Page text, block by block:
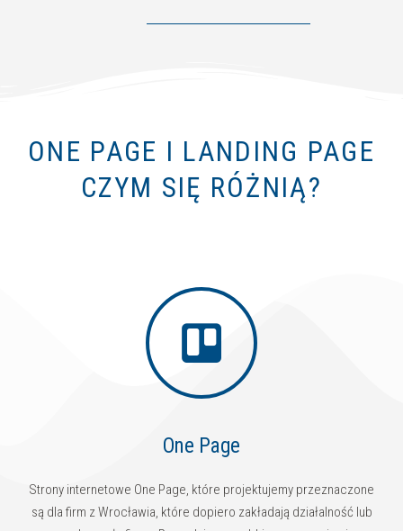
ONE PAGE I LANDING PAGE
CZYM SIĘ RÓŻNIĄ?
One Page
Strony internetowe One Page, które projektujemy przeznaczone
są dla firm z Wrocławia, które dopiero zakładają działalność lub